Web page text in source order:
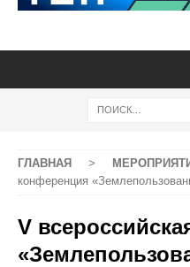
ГЛАВНАЯ >
конференция
V